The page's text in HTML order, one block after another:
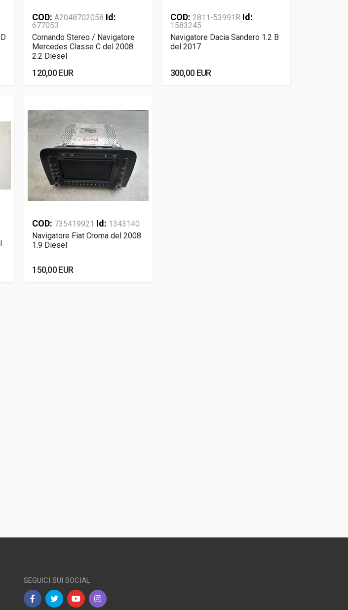
COD:A2048702058 Id:
677053
Comando Stereo / Navigatore
Mercedes Classe C del 2008
2.2 Diesel
120,00 EUR
COD: 2811-53991R Id:
1583245
Navigatore Dacia Sandero 1.2 B
del 2017
300,00 EUR
COD: 735419921 Id: 1343140
Navigatore Fiat Croma del 2008
1.9 Diesel
150,00 EUR
SEGUICI SUI SOCIAL